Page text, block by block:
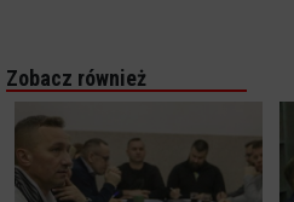
Zobacz również